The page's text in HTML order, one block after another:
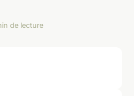
de lecture